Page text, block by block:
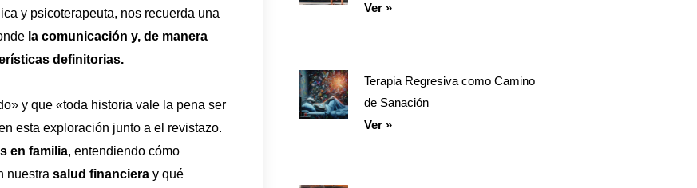
y psicoterapeuta, nos recuerda una
la comunicación y, de manera
definitorias.
y que «toda historia vale la pena ser
esta exploración junto a el revistazo.
en familia, entendiendo cómo
nuestra salud financiera y qué
Ver »
Terapia Regresiva como Camino
de Sanación
Ver »